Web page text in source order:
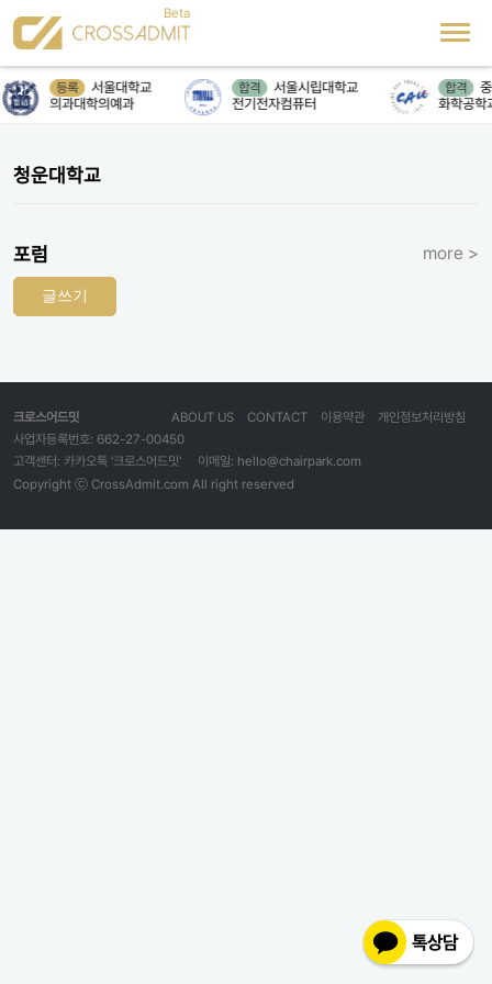
등록
서울대학교
의과대학의예과
합격
서울시립대학교
전기전자컴퓨터
합격
화학공학
청운대학교
포럼 more >
글쓰기
크로스어드밋 개인정보처리방침
이용약관
CONTACT
ABOUT US
사업자등록번호: 662-27-00450
고객센터: 카카오톡 '크로스어드밋'
이메일: hello@chairpark.com
Copyright ⓒ CrossAdmit.com All right reserved